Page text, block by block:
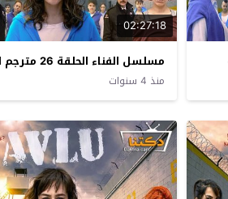
02:27:18
مسلسل الفناء الحلقة 26 مترجم للعربية
منذ 4 سنوات